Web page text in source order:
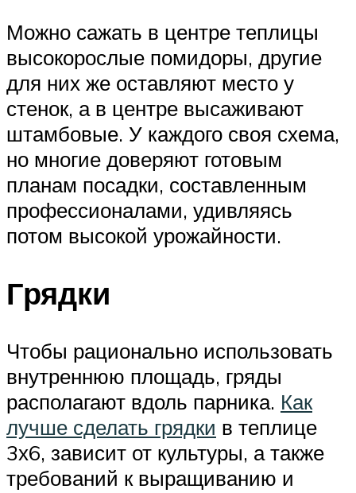
Можно сажать в центре теплицы
высокорослые помидоры, другие
для них же оставляют место у
стенок, а в центре высаживают
штамбовые. У каждого своя схема,
но многие доверяют готовым
планам посадки, составленным
профессионалами, удивляясь
потом высокой урожайности.
Грядки
Чтобы рационально использовать
внутреннюю площадь, гряды
располагают вдоль парника. Как
лучше сделать грядки в теплице
3х6, зависит от культуры, а также
требований к выращиванию и